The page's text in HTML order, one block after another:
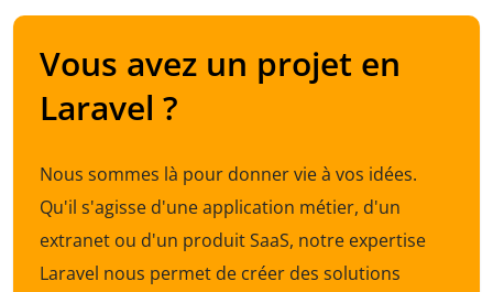
Vous avez un projet en
Laravel ?
Nous sommes là pour donner vie à vos idées.
Qu'il s'agisse d'une application métier, d'un
extranet ou d'un produit SaaS, notre expertise
Laravel nous permet de créer des solutions